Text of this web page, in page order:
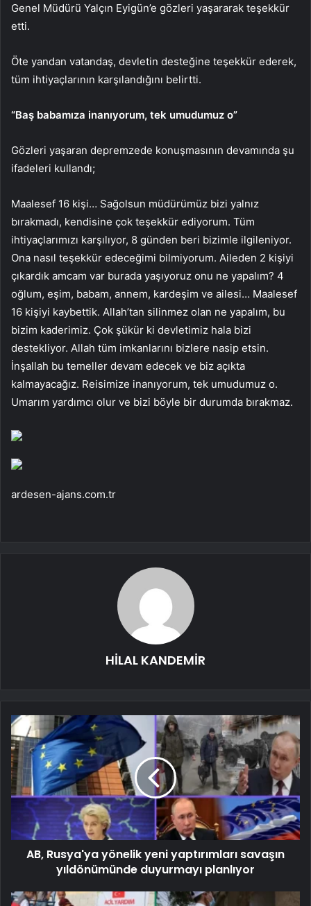
Genel Müdürü Yalçın Eyigün’e gözleri yaşararak teşekkür
etti.
Öte yandan vatandaş, devletin desteğine teşekkür ederek,
tüm ihtiyaçlarının karşılandığını belirtti.
“Baş babamıza inanıyorum, tek umudumuz o”
Gözleri yaşaran depremzede konuşmasının devamında şu
ifadeleri kullandı;
Maalesef 16 kişi… Sağolsun müdürümüz bizi yalnız
bırakmadı, kendisine çok teşekkür ediyorum. Tüm
ihtiyaçlarımızı karşılıyor, 8 günden beri bizimle ilgileniyor.
Ona nasıl teşekkür edeceğimi bilmiyorum. Aileden 2 kişiyi
çıkardık amcam var burada yaşıyoruz onu ne yapalım? 4
oğlum, eşim, babam, annem, kardeşim ve ailesi… Maalesef
16 kişiyi kaybettik. Allah’tan silinmez olan ne yapalım, bu
bizim kaderimiz. Çok şükür ki devletimiz hala bizi
destekliyor. Allah tüm imkanlarını bizlere nasip etsin.
İnşallah bu temeller devam edecek ve biz açıkta
kalmayacağız. Reisimize inanıyorum, tek umudumuz o.
Umarım yardımcı olur ve bizi böyle bir durumda bırakmaz.
ardesen-ajans.com.tr
HİLAL KANDEMİR
AB, Rusya'ya yönelik yeni yaptırımları savaşın
yıldönümünde duyurmayı planlıyor